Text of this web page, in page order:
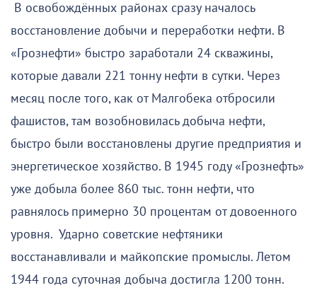
В освобождённых районах сразу началось
восстановление добычи и переработки нефти. В
«Грознефти» быстро заработали 24 скважины,
которые давали 221 тонну нефти в сутки. Через
месяц после того, как от Малгобека отбросили
фашистов, там возобновилась добыча нефти,
быстро были восстановлены другие предприятия и
энергетическое хозяйство. В 1945 году «Грознефть»
уже добыла более 860 тыс. тонн нефти, что
равнялось примерно 30 процентам от довоенного
уровня. Ударно советские нефтяники
восстанавливали и майкопские промыслы. Летом
1944 года суточная добыча достигла 1200 тонн.